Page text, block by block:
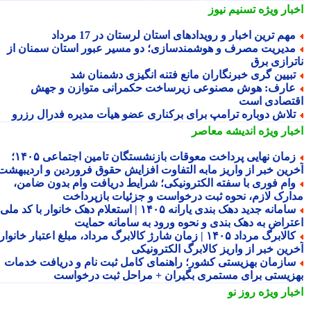
ویژهتسنیم نیوز
ترین اخبار و رویدادهای استان لرستان در 17 مرداد
مصرف و هوشمندسازی؛ دو مسیر عبور استان سمنان از
برق
گری خبرنگاران مانع فتنه انگیزی دشمنان شد
هوش مصنوعی زیرساخت حکمرانی متوازن و جهش
است
دوباره ترامپ برای برکناری عضو هیأت مدیره فدرال رزرو
ویژهاندیشه معاصر
زمان نهایی پرداخت معوقات بازنشستگان تامین اجتماعی ۱۴۰۵؛
خبر از واریز مابه التفاوت افزایش حقوق فروردین و اردیبهشت
فوری با سفته الکترونیکی؛ شرایط دریافت وام بدون ضامن،
لازم، نحوه ثبت درخواست و جزئیات بازپرداخت
سامانه جدید دهک بندی یارانه ۱۴۰۵ | استعلام دهک خانوار با کد ملی،
به دهک بندی و نحوه ورود به سامانه حمایت
کالابرگ مرداد ۱۴۰۵ | زمان شارژ کالابرگ مرداد، مبلغ اعتبار خانوار و
خبر از واریز کالابرگ الکترونیکی
بهزیستی کشور؛ راهنمای کامل ثبت نام و دریافت خدمات
برای مستمری بگیران + مراحل ثبت درخواست
ویژهروز نو